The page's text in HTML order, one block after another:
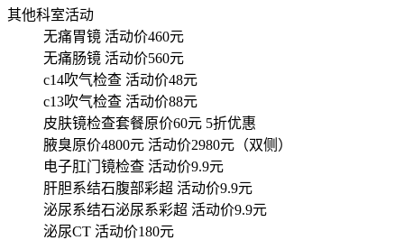
其他科室活动
无痛胃镜 活动价460元
无痛肠镜 活动价560元
c14吹气检查 活动价48元
c13吹气检查 活动价88元
皮肤镜检查套餐原价60元 5折优惠
腋臭原价4800元 活动价2980元（双侧）
电子肛门镜检查 活动价9.9元
肝胆系结石腹部彩超 活动价9.9元
泌尿系结石泌尿系彩超 活动价9.9元
泌尿CT 活动价180元